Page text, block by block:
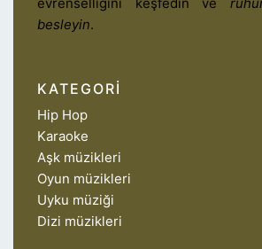
besleyin.
KATEGORI
Hip Hop
Karaoke
Aşk müzikleri
Oyun müzikleri
Uyku müziği
Dizi müzikleri